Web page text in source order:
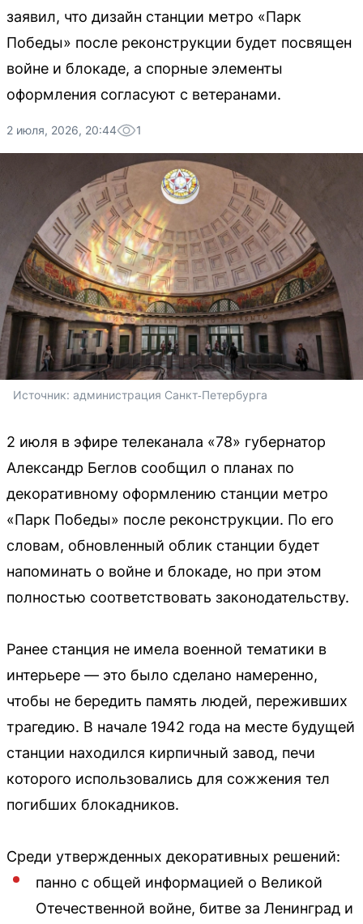
заявил, что дизайн станции метро «Парк
Победы» после реконструкции будет посвящен
войне и блокаде, а спорные элементы
оформления согласуют с ветеранами.
2 июля, 2026, 20:44 1
Источник: администрация Санкт‑Петербурга
2 июля в эфире телеканала «78» губернатор
Александр Беглов сообщил о планах по
декоративному оформлению станции метро
«Парк Победы» после реконструкции. По его
словам, обновленный облик станции будет
напоминать о войне и блокаде, но при этом
полностью соответствовать законодательству.
Ранее станция не имела военной тематики в
интерьере — это было сделано намеренно,
чтобы не бередить память людей, переживших
трагедию. В начале 1942 года на месте будущей
станции находился кирпичный завод, печи
которого использовались для сожжения тел
погибших блокадников.
Среди утвержденных декоративных решений:
панно с общей информацией о Великой
Отечественной войне, битве за Ленинград и